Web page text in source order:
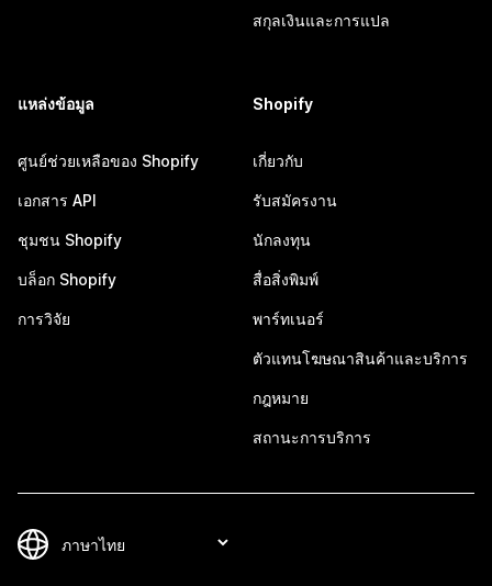
สกุลเงินและการแปล
แหล่งข้อมูล
ศูนย์ช่วยเหลือของ Shopify
เอกสาร API
ชุมชน Shopify
บล็อก Shopify
การวิจัย
Shopify
เกี่ยวกับ
รับสมัครงาน
นักลงทุน
สื่อสิ่งพิมพ์
พาร์ทเนอร์
ตัวแทนโฆษณาสินค้าและบริการ
กฎหมาย
สถานะการบริการ